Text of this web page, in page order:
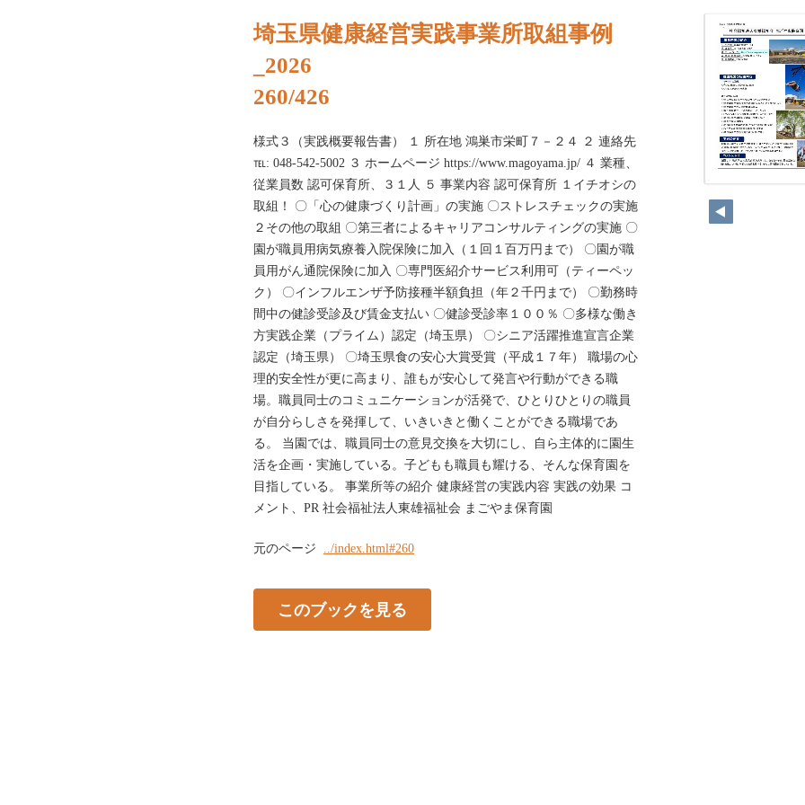
埼玉県健康経営実践事業所取組事例
_2026
260/426
様式３（実践概要報告書） １ 所在地 鴻巣市栄町７－２４ ２ 連絡先
℡: 048-542-5002 ３ ホームページ https://www.magoyama.jp/ ４ 業種、
従業員数 認可保育所、３１人 ５ 事業内容 認可保育所 １イチオシの
取組！ 〇「心の健康づくり計画」の実施 〇ストレスチェックの実施
２その他の取組 〇第三者によるキャリアコンサルティングの実施 〇
園が職員用病気療養入院保険に加入（１回１百万円まで） 〇園が職
員用がん通院保険に加入 〇専門医紹介サービス利用可（ティーペッ
ク） 〇インフルエンザ予防接種半額負担（年２千円まで） 〇勤務時
間中の健診受診及び賃金支払い 〇健診受診率１００％ 〇多様な働き
方実践企業（プライム）認定（埼玉県） 〇シニア活躍推進宣言企業
認定（埼玉県） 〇埼玉県食の安心大賞受賞（平成１７年） 職場の心
理的安全性が更に高まり、誰もが安心して発言や行動ができる職
場。職員同士のコミュニケーションが活発で、ひとりひとりの職員
が自分らしさを発揮して、いきいきと働くことができる職場であ
る。 当園では、職員同士の意見交換を大切にし、自ら主体的に園生
活を企画・実施している。子どもも職員も耀ける、そんな保育園を
目指している。 事業所等の紹介 健康経営の実践内容 実践の効果 コ
メント、PR 社会福祉法人東雄福祉会 まごやま保育園
元のページ ../index.html#260
このブックを見る